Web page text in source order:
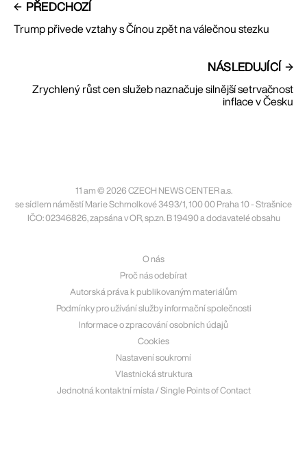
PŘEDCHOZÍ
Trump přivede vztahy s Čínou zpět na válečnou stezku
NÁSLEDUJÍCÍ
Zrychlený růst cen služeb naznačuje silnější setrvačnost
inflace v Česku
11 am © 2026 CZECH NEWS CENTER a.s.
se sídlem náměstí Marie Schmolkové 3493/1, 100 00 Praha 10 - Strašnice
IČO: 02346826, zapsána v OR, sp.zn. B 19490 a dodavatelé obsahu
O nás
Proč nás odebírat
Autorská práva k publikovaným materiálům
Podmínky pro užívání služby informační společnosti
Informace o zpracování osobních údajů
Cookies
Nastavení soukromí
Vlastnická struktura
Jednotná kontaktní místa / Single Points of Contact